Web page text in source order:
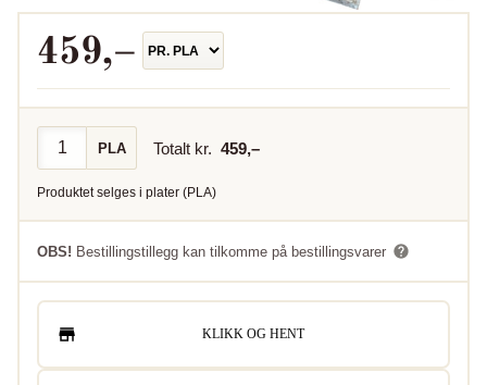
459,–
PLA Totalt kr. 459,–
Produktet selges i plater (PLA)
OBS! Bestillingstillegg kan tilkomme på bestillingsvarer
KLIKK OG HENT